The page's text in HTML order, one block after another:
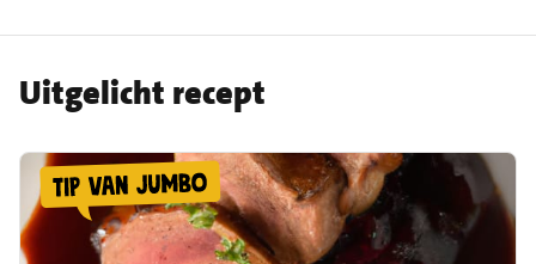
Uitgelicht recept